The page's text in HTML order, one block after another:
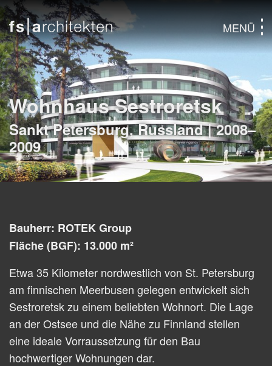
MENÜ
Wohnhaus Sestroretsk
Sankt Petersburg, Russland | 2008–
2009
Bauherr: ROTEK Group
Fläche (BGF): 13.000 m²
Etwa 35 Kilometer nordwestlich von St. Petersburg
am finnischen Meerbusen gelegen entwickelt sich
Sestroretsk zu einem beliebten Wohnort. Die Lage
an der Ostsee und die Nähe zu Finnland stellen
eine ideale Vorraussetzung für den Bau
hochwertiger Wohnungen dar.